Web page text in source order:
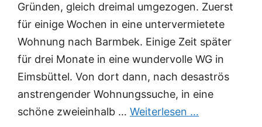
Gründen, gleich dreimal umgezogen. Zuerst
für einige Wochen in eine untervermietete
Wohnung nach Barmbek. Einige Zeit später
für drei Monate in eine wundervolle WG in
Eimsbüttel. Von dort dann, nach desaströs
anstrengender Wohnungssuche, in eine
schöne zweieinhalb … Weiterlesen …